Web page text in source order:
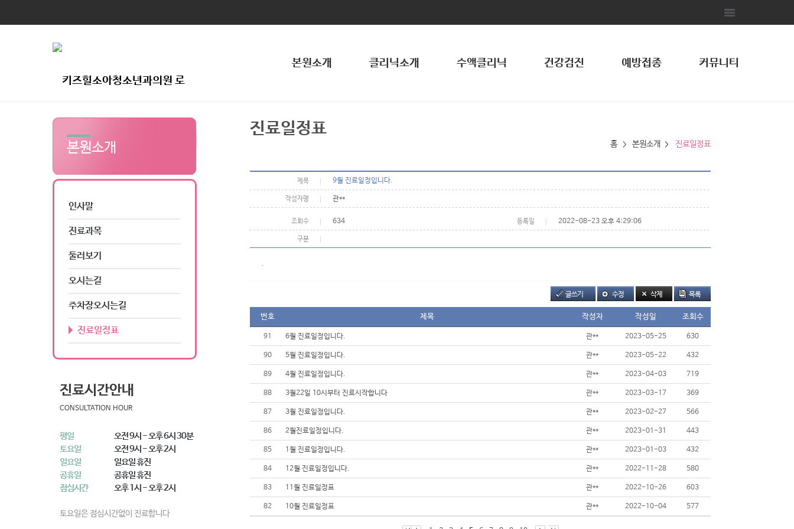
본원소개 클리닉소개 수액클리닉 건강검진 예방접종 커뮤니티
본원소개
인사말
진료과목
둘러보기
오시는길
주차장오시는길
진료일정표
진료시간안내
CONSULTATION HOUR
평일
오전 9시 - 오후 6시 30분
토요일
오전 9시 - 오후 2시
일요일
일요일 휴진
공휴일
공휴일 휴진
점심시간
오후 1시 - 오후 2시
토요일은 점심시간없이 진료합니다
진료일정표
홈 본원소개 진료일정표
제목 9월 진료일정입니다.
작성자명 관**
조회수 634 등록일 2022-08-23 오후 4:29:06
구분
.
글쓰기 수정 삭제 목록
번호 제목 작성자 작성일 조회수
91 6월 진료일정입니다. 관** 2023-05-25 630
90 5월 진료일정입니다. 관** 2023-05-22 432
89 4월 진료일정입니다. 관** 2023-04-03 719
88 3월22일 10시부터 진료시작합니다 관** 2023-03-17 369
87 3월 진료일정입니다. 관** 2023-02-27 566
86 2월진료일정입니다. 관** 2023-01-31 443
85 1월 진료일정입니다. 관** 2023-01-03 432
84 12월 진료일정입니다. 관** 2022-11-28 580
83 11월 진료일정표 관** 2022-10-26 603
82 10월 진료일정표 관** 2022-10-04 577